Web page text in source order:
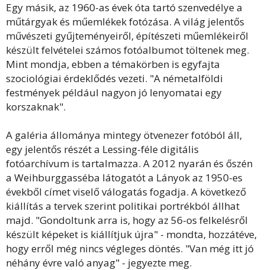
Egy másik, az 1960-as évek óta tartó szenvedélye a
műtárgyak és műemlékek fotózása. A világ jelentős
művészeti gyűjteményeiről, építészeti műemlékeiről
készült felvételei számos fotóalbumot töltenek meg.
Mint mondja, ebben a témakörben is egyfajta
szociológiai érdeklődés vezeti. "A németalföldi
festmények például nagyon jó lenyomatai egy
korszaknak".
A galéria állománya mintegy ötvenezer fotóból áll,
egy jelentős részét a Lessing-féle digitális
fotóarchívum is tartalmazza. A 2012 nyarán és őszén
a Weihburggasséba látogatót a Lányok az 1950-es
évekből címet viselő válogatás fogadja. A következő
kiállítás a tervek szerint politikai portrékból állhat
majd. "Gondoltunk arra is, hogy az 56-os felkelésről
készült képeket is kiállítjuk újra" - mondta, hozzátéve,
hogy erről még nincs végleges döntés. "Van még itt jó
néhány évre való anyag" - jegyezte meg.